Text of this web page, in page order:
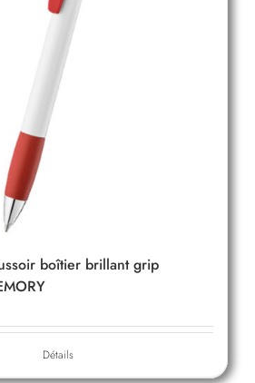
boîtier brillant grip
Détails